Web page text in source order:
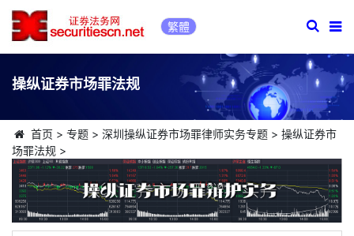
繁體
操纵证券市场罪法规
首页 > 专题> 深圳操纵证券市场罪律师实务专题> 操纵证券市
场罪法规 >